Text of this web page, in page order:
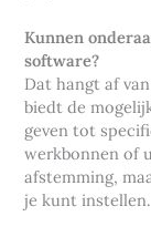
Kunnen
software?
Dat hangt af
biedt de
geven tot
werkbonnen of
afstemming,
je kunt instellen.